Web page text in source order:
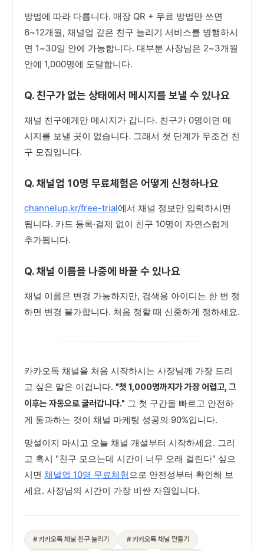
방법에 따라 다릅니다. 매장 QR + 무료 방법만 쓰면
6~12개월, 채널업 같은 친구 늘리기 서비스를 병행하시
면 1~30일 안에 가능합니다. 대부분 사장님은 2~3개월
안에 1,000명에 도달합니다.
Q. 친구가 없는 상태에서 메시지를 보낼 수 있나요
채널 친구에게만 메시지가 갑니다. 친구가 0명이면 메
시지를 보낼 곳이 없습니다. 그래서 첫 단계가 무조건 친
구 모집입니다.
Q. 채널업 10명 무료체험은 어떻게 신청하나요
channelup.kr/free-trial에서 채널 정보만 입력하시면
됩니다. 카드 등록·결제 없이 친구 10명이 자연스럽게
추가됩니다.
Q. 채널 이름을 나중에 바꿀 수 있나요
채널 이름은 변경 가능하지만, 검색용 아이디는 한 번 정
하면 변경 불가합니다. 처음 정할 때 신중하게 정하세요.
카카오톡 채널을 처음 시작하시는 사장님께 가장 드리
고 싶은 말은 이겁니다. "첫 1,000명까지가 가장 어렵고, 그
이후는 자동으로 굴러갑니다." 그 첫 구간을 빠르고 안전하
게 통과하는 것이 채널 마케팅 성공의 90%입니다.
망설이지 마시고 오늘 채널 개설부터 시작하세요. 그리
고 혹시 "친구 모으는데 시간이 너무 오래 걸린다" 싶으
시면 채널업 10명 무료체험으로 안전성부터 확인해 보
세요. 사장님의 시간이 가장 비싼 자원입니다.
# 카카오톡 채널 친구 늘리기 # 카카오톡 채널 만들기